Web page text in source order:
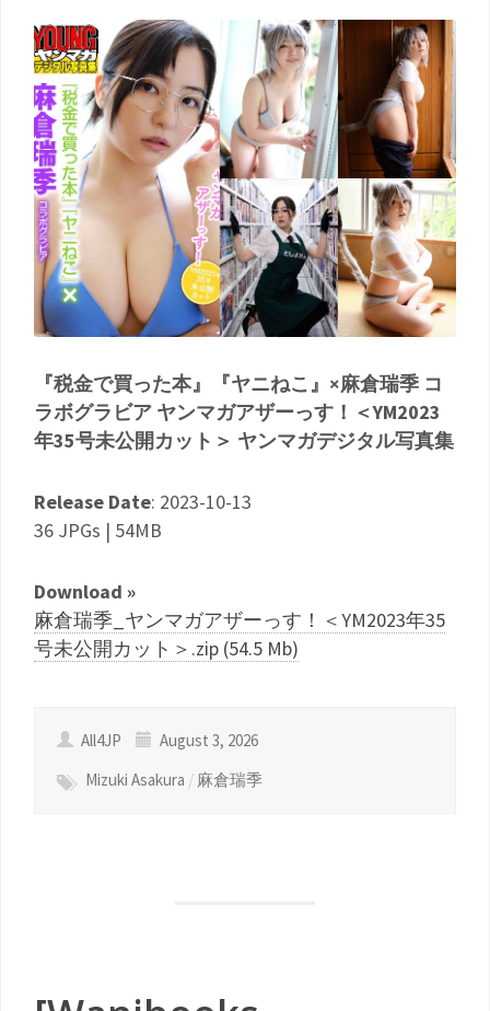
『税金で買った本』『ヤニねこ』×麻倉瑞季 コ
ラボグラビア ヤンマガアザーっす！＜YM2023
年35号未公開カット＞ ヤンマガデジタル写真集
Release Date: 2023-10-13
36 JPGs | 54MB
Download »
麻倉瑞季_ヤンマガアザーっす！＜YM2023年35
号未公開カット＞.zip (54.5 Mb)
All4JP
August 3, 2026
Mizuki Asakura / 麻倉瑞季